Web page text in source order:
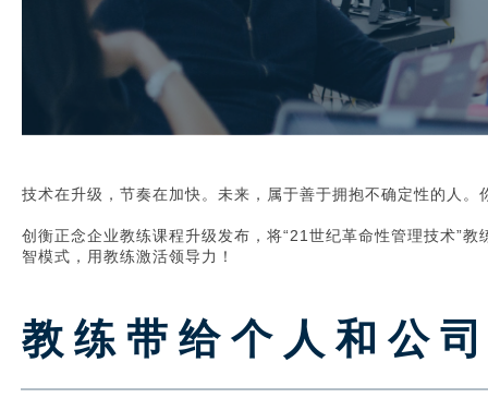
技术在升级，节奏在加快。未来，属于善于拥抱不确定性的人
创衡正念企业教练课程升级发布，将“21世纪革命性管理技术”教
智模式，用教练激活领导力！
教练带给个人和公